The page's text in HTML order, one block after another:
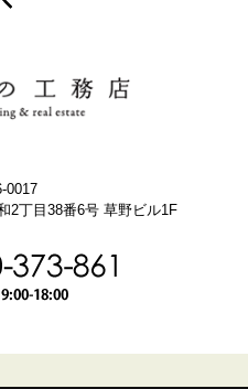
0017
2丁目38番6号 草野ビル1F